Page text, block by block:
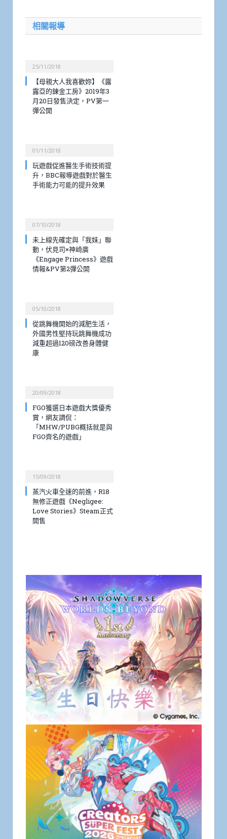
相關報導
25/11/2018
【母親大人我喜歡妳】《露
露亞的鍊金工房》2019年3
月20日發售決定，PV第一
彈公開
01/11/2018
玩遊戲促進醫生手術技術提
升，BBC報導遊戲對於醫生
手術能力可能的提升效果
07/10/2018
未上線先確定與「我妹」聯
動，伏見司×神崎廣
《Engage Princess》遊戲
情報&PV第2彈公開
05/10/2018
從跳舞機開始的減肥生活，
外國男性堅持玩跳舞機成功
減重超過120磅改善身體健
康
20/09/2018
FGO獲選日本遊戲大獎優秀
賞，網友調侃：
「MHW/PUBG概括就是與
FGO齊名的遊戲」
15/09/2018
蒸汽火車全速的前進，R18
無修正遊戲《Negligee:
Love Stories》Steam正式
開售